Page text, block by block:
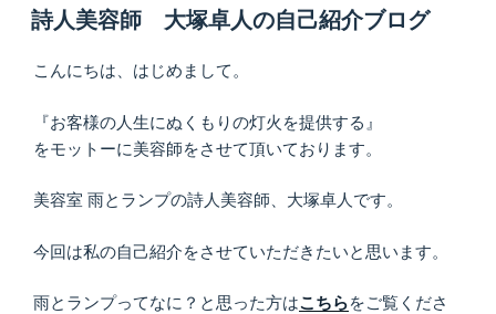
稿
日:
詩人美容師 大塚卓人の自己紹介ブログ
こんにちは、はじめまして。
『お客様の人生にぬくもりの灯火を提供する』
をモットーに美容師をさせて頂いております。
美容室 雨とランプの詩人美容師、大塚卓人です。
今回は私の自己紹介をさせていただきたいと思います。
雨とランプってなに？と思った方はこちらをご覧くださ